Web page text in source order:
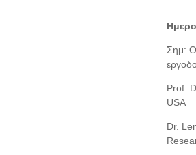
Σημ:
Prof.
USA
Dr.